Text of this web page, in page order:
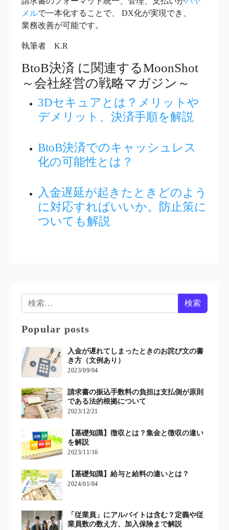
メルで一本化することで、 DX化が実現でき、
業務改善が可能です。
執筆者 K.R
BtoB決済 に関連するMoonShot
～会社経営の戦略マガジン～
3Dセキュアとは？メリットや
デメリット、決済手順を解説
BtoB決済でのキャッシュレス
化の可能性とは？
入金遅延が起きたときどのよう
に対応すればいいか。防止策に
ついても解説
検索:
Popular posts
入金が遅れてしまったときのお詫び文の書
き方（文例あり）
2023/09/04
請求書の振込手数料の負担は支払側が原則
である法的根拠について
2023/12/21
【基礎知識】徴収とは？集金と徴収の違い
を解説
2023/11/16
【基礎知識】給与と給料の違いとは？
2024/01/04
「従業員」にアルバイトは含む？定義や従
業員数の数え方、加入保険まで解説